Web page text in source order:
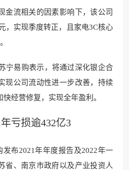
流相关的因素影响下，该公司
，实现季度转正，且家电3C核心
易购表示，将通过深化银企合
现公司流动性进一步改善，持续
经营修复，实现全年盈利。
亏损逾432亿3
布2021年年度报告及2022年一
省、南京市政府以及产业投资人